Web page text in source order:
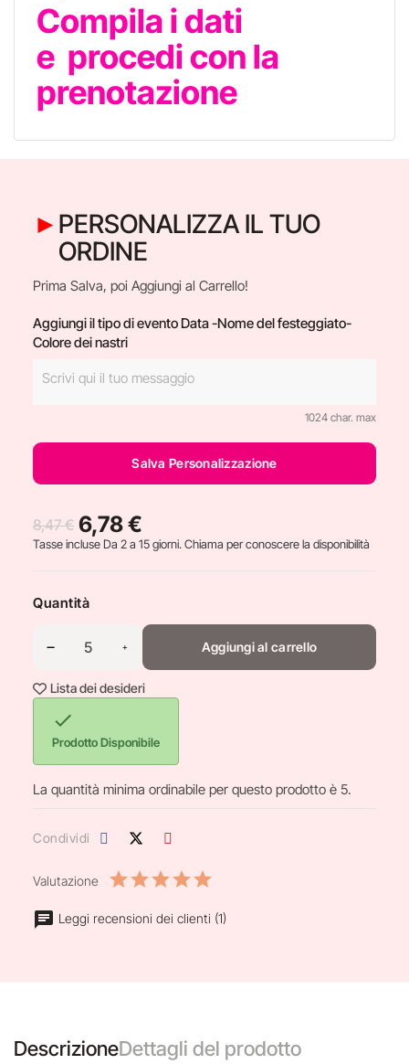
Compila i dati
e procedi con la
prenotazione
PERSONALIZZA IL TUO
ORDINE
Prima Salva, poi Aggiungi al Carrello!
Aggiungi il tipo di evento Data -Nome del festeggiato-
Colore dei nastri
1024 char. max
Salva Personalizzazione
8,47 € 6,78 €
Tasse incluseDa 2 a 15 giorni. Chiama per conoscere la disponibilità
Quantità
Aggiungi al carrello
Lista dei desideri

Prodotto Disponibile
La quantità minima ordinabile per questo prodotto è 5.
Condividi
Valutazione
Leggi recensioni dei clienti (1)
DescrizioneDettagli del prodotto